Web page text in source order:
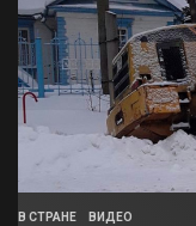
В СТРАНЕ ВИДЕО